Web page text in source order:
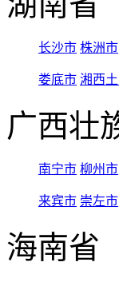
长沙市 株洲市
娄底市 湘西
广西壮
南宁市 柳州市
来宾市 崇左市
海南省